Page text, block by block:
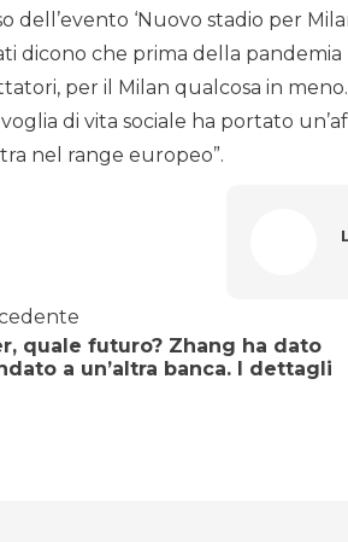
dell’evento ‘Nuovo stadio per
dicono che prima della pandemia
per il Milan qualcosa in
di vita sociale ha portato
nel range europeo”.
quale futuro? Zhang ha dato
a un’altra banca. I dettagli